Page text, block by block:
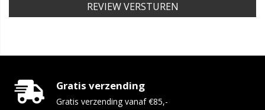
REVIEW VERSTUREN
Gratis verzending
Gratis verzending vanaf €85,-